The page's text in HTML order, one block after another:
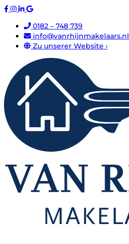
0182 – 748 739
info@vanrhijnmakelaars.nl
Zu unserer Website ›